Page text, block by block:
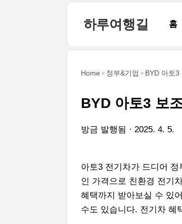
하루여행길 홈
Home 정부&기업 BYD 아토3
BYD 아토3 보
방금 발행됨 2025. 4. 5.
아토3 전기차가 드디어
인 가격으로 친환경 전기
혜택까지 받아보실 수 있
수도 있습니다. 전기차 혜